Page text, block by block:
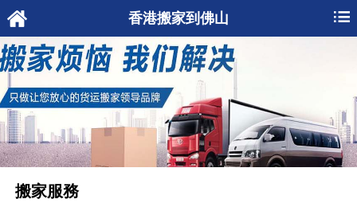
香港搬家到佛山
搬家服務